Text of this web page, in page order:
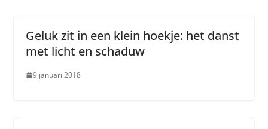
Geluk zit in een klein hoekje: het danst
met licht en schaduw
9 januari 2018